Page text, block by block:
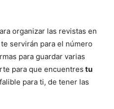
organizar las revistas en
servirán para el número
para guardar varias
para que encuentres tu
para ti, de tener las